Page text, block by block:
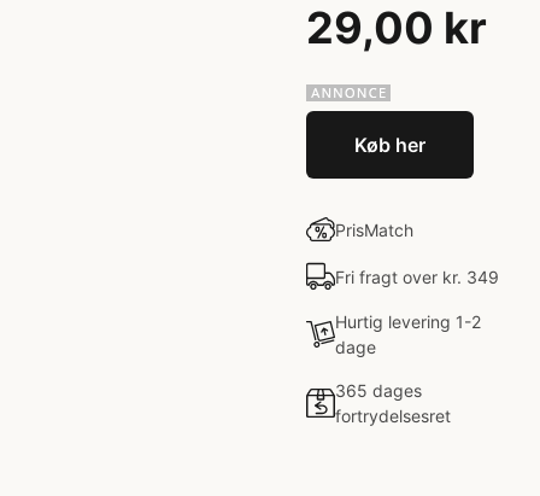
29,00 kr
Køb her
PrisMatch
Fri fragt over kr. 349
Hurtig levering 1-2
dage
365 dages
fortrydelsesret